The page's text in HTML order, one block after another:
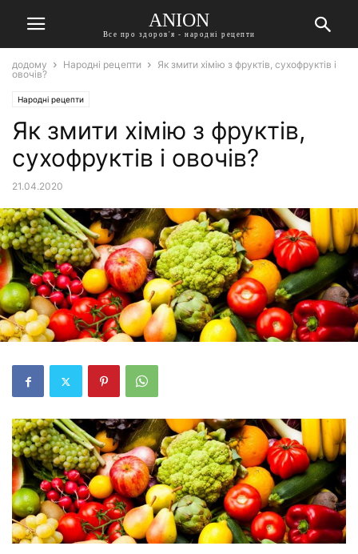
ANION
Все про здоров'я - народні рецепти
додому Народні рецепти
Як змити хімію з фруктів, сухофруктів і
овочів?
Народні рецепти
Як змити хімію з фруктів,
сухофруктів і овочів?
21.04.2020